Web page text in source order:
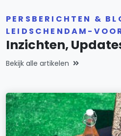
PERSBERICHTEN &
LEIDSCHENDAM-
Inzichten,
Bekijk alle artikelen